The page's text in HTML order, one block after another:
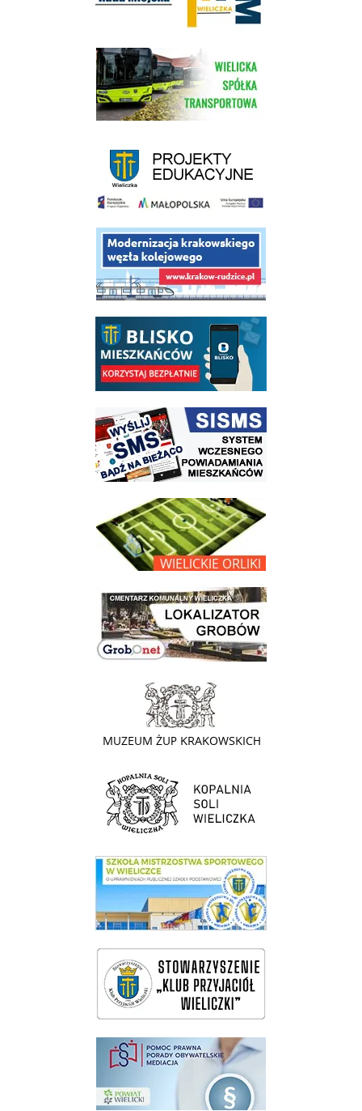
link do strony Wielickiej Spółki Transportowej
link do opisu projektu budowy linii kolejowej Krakow Rudzice
link do opisu aplikacji - BLISKO, Gmina Wieliczka w aplikacji Blisko
link do strony systemu wczesnego ostrzegania mieszkańców SISMS
link do opisu projektu Wielickie Orliki
link do lokalizatora grobów na wielickim cmentarzu - grobnet
link do strony - Muzeum Żup Krakowskich Wieliczka
link do strony Kopalni Soli Wieliczka
link do SMS Wieliczka
wieliczka-wieliczanie na bis
pomoc prawna wieliczka